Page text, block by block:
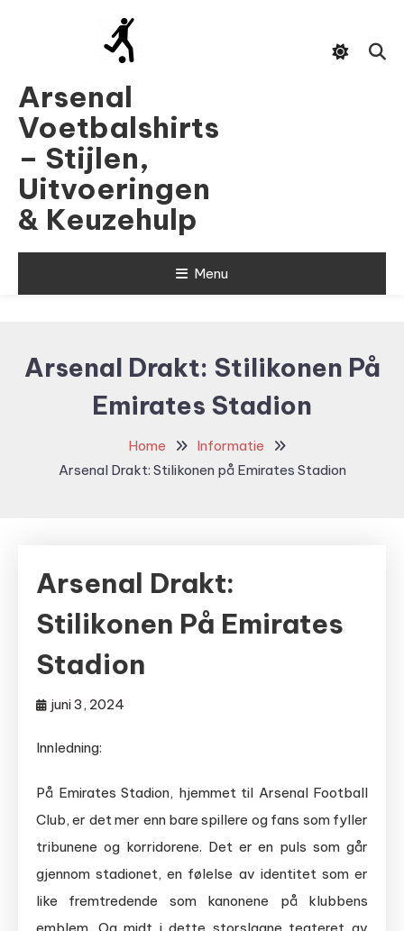
Arsenal
Voetbalshirts
– Stijlen,
Uitvoeringen
& Keuzehulp
Menu
Arsenal Drakt: Stilikonen På
Emirates Stadion
Home
Informatie
Arsenal Drakt: Stilikonen på Emirates Stadion
Arsenal Drakt:
Stilikonen På Emirates
Stadion
juni 3, 2024
Innledning:
På Emirates Stadion, hjemmet til Arsenal Football
Club, er det mer enn bare spillere og fans som fyller
tribunene og korridorene. Det er en puls som går
gjennom stadionet, en følelse av identitet som er
like fremtredende som kanonene på klubbens